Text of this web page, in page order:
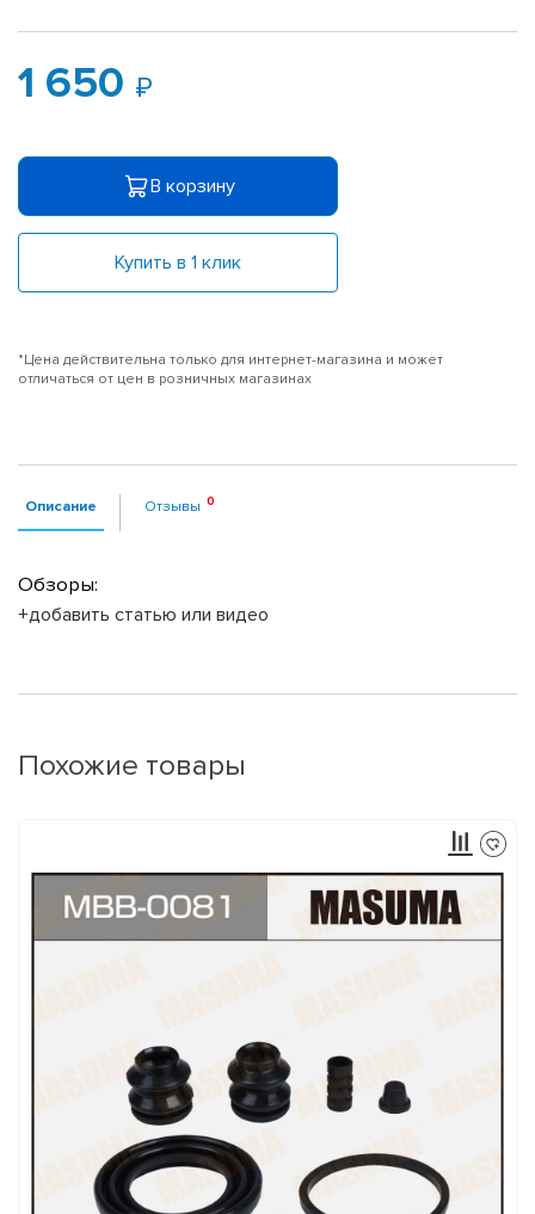
1 650
В корзину
Купить в 1 клик
*Цена действительна только для интернет-магазина и может
отличаться от цен в розничных магазинах
Описание Отзывы
Обзоры:
+добавить статью или видео
Похожие товары